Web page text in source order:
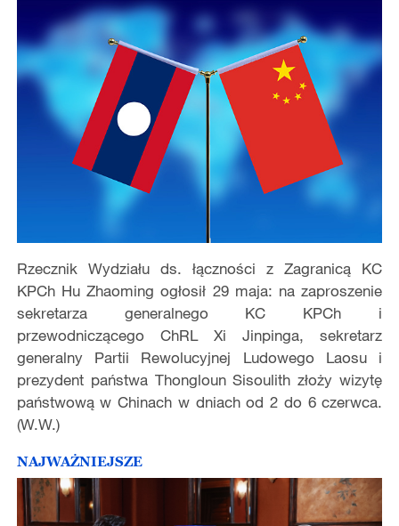
Rzecznik Wydziału ds. łączności z Zagranicą KC
KPCh Hu Zhaoming ogłosił 29 maja: na zaproszenie
sekretarza generalnego KC KPCh i
przewodniczącego ChRL Xi Jinpinga, sekretarz
generalny Partii Rewolucyjnej Ludowego Laosu i
prezydent państwa Thongloun Sisoulith złoży wizytę
państwową w Chinach w dniach od 2 do 6 czerwca.
(W.W.)
NAJWAŻNIEJSZE